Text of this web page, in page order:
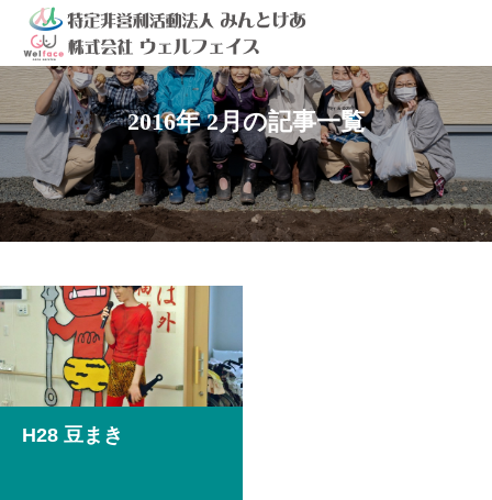
2016年 2月の記事一覧
H28 豆まき